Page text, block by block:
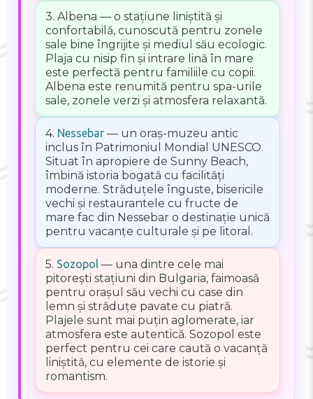
3. Albena — o stațiune liniștită și
confortabilă, cunoscută pentru zonele
sale bine îngrijite și mediul său ecologic.
Plaja cu nisip fin și intrare lină în mare
este perfectă pentru familiile cu copii.
Albena este renumită pentru spa-urile
sale, zonele verzi și atmosfera relaxantă.
4. Nessebar— un oraș-muzeu antic
inclus în Patrimoniul Mondial UNESCO.
Situat în apropiere de Sunny Beach,
îmbină istoria bogată cu facilități
moderne. Străduțele înguste, bisericile
vechi și restaurantele cu fructe de
mare fac din Nessebar o destinație unică
pentru vacanțe culturale și pe litoral.
5. Sozopol— una dintre cele mai
pitorești stațiuni din Bulgaria, faimoasă
pentru orașul său vechi cu case din
lemn și străduțe pavate cu piatră.
Plajele sunt mai puțin aglomerate, iar
atmosfera este autentică. Sozopol este
perfect pentru cei care caută o vacanță
liniștită, cu elemente de istorie și
romantism.